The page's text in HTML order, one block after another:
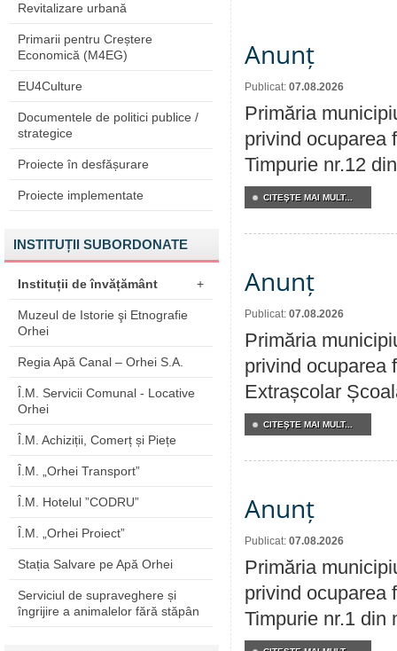
Revitalizare urbană
Primarii pentru Creștere
Economică (M4EG)
EU4Culture
Documentele de politici publice /
strategice
Proiecte în desfășurare
Proiecte implementate
INSTITUȚII SUBORDONATE
Instituții de învățământ +
Muzeul de Istorie şi Etnografie
Orhei
Regia Apă Canal – Orhei S.A.
Î.M. Servicii Comunal - Locative
Orhei
Î.M. Achiziții, Comerț și Piețe
Î.M. „Orhei Transport”
Î.M. Hotelul ”CODRU”
Î.M. „Orhei Proiect”
Stația Salvare pe Apă Orhei
Serviciul de supraveghere și
îngrijire a animalelor fără stăpân
Anunț
Publicat: 07.08.2026
Primăria
privind ocuparea
Timpurie nr.12
CITEŞTE MAI MULT...
Anunț
Publicat: 07.08.2026
Primăria
privind ocuparea
Extrașcolar
CITEŞTE MAI MULT...
Anunț
Publicat: 07.08.2026
Primăria
privind ocuparea
Timpurie nr.1 din